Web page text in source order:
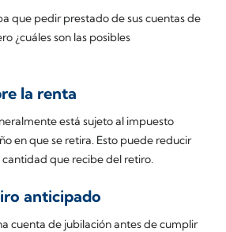
que pedir prestado de sus cuentas de
¿cuáles son las posibles
la renta
está sujeto al impuesto
en que se retira. Esto puede reducir
que recibe del retiro.
anticipado
cuenta de jubilación antes de cumplir